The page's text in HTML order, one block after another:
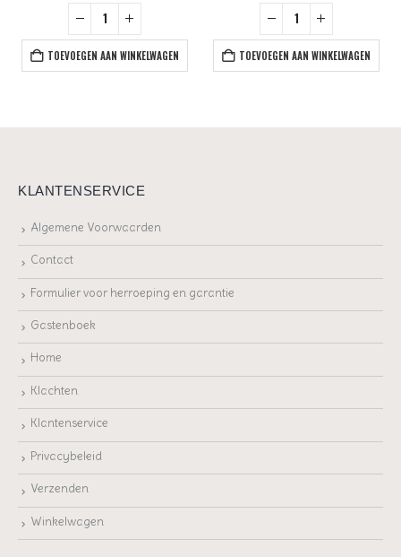
TOEVOEGEN AAN WINKELWAGEN TOEVOEGEN AAN WINKELWAGEN
KLANTENSERVICE
Algemene Voorwaarden
Contact
Formulier voor herroeping en garantie
Gastenboek
Home
Klachten
Klantenservice
Privacybeleid
Verzenden
Winkelwagen